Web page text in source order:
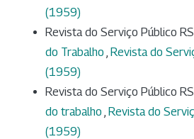
(1959)
Revista do Serviço Público
do Trabalho , Revista do
(1959)
Revista do Serviço Público
do trabalho , Revista do
(1959)